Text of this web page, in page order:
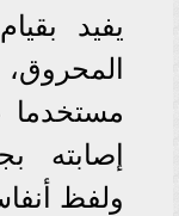
يفيد
مستخدما
إصابته
ولفظ